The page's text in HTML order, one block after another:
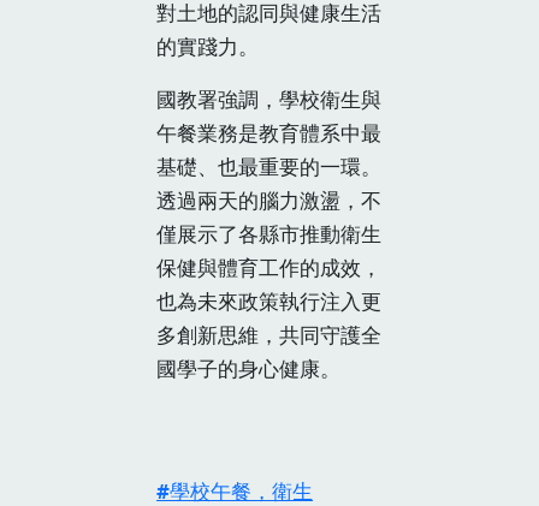
對土地的認同與健康生活
的實踐力。
國教署強調，學校衛生與
午餐業務是教育體系中最
基礎、也最重要的一環。
透過兩天的腦力激盪，不
僅展示了各縣市推動衛生
保健與體育工作的成效，
也為未來政策執行注入更
多創新思維，共同守護全
國學子的身心健康。
學校午餐，衛生